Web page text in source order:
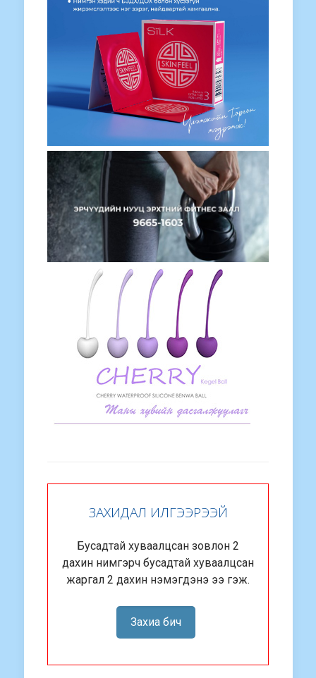
ЗАХИДАЛ ИЛГЭЭРЭЭЙ
Бусадтай хуваалцсан зовлон 2
дахин нимгэрч бусадтай хуваалцсан
жаргал 2 дахин нэмэгдэнэ ээ гэж.
Захиа бич